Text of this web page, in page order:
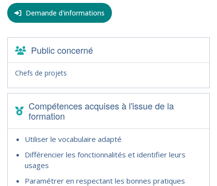
Demande d'informations
Public concerné
Chefs de projets
Compétences acquises à l'issue de la
formation
Utiliser le vocabulaire adapté
Différencier les fonctionnalités et identifier leurs
usages
Paramétrer en respectant les bonnes pratiques